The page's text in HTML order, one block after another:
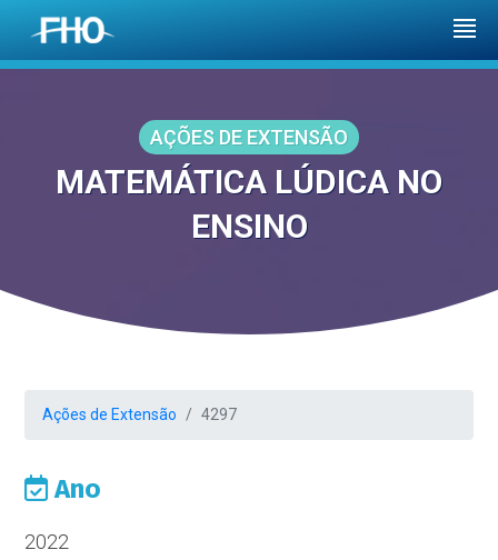
AÇÕES DE EXTENSÃO
MATEMÁTICA LÚDICA NO
ENSINO
Ações de Extensão 4297
Ano
2022